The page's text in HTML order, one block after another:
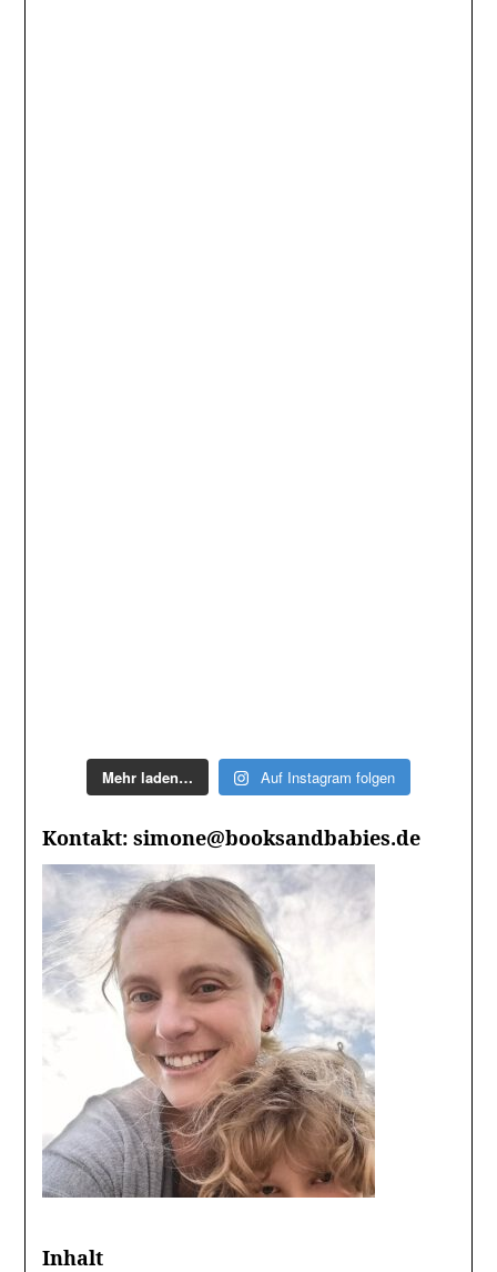
Mehr laden… Auf Instagram folgen
Kontakt: simone@booksandbabies.de
Inhalt